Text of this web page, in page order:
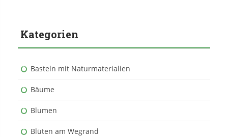
Kategorien
Basteln mit Naturmaterialien
Bäume
Blumen
Blüten am Wegrand